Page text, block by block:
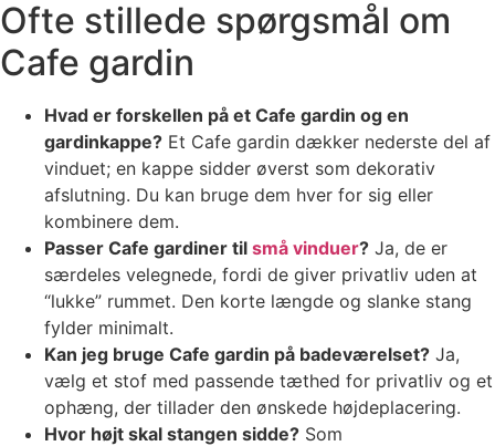
Ofte stillede spørgsmål om
Cafe gardin
Hvad er forskellen på et Cafe gardin og en
gardinkappe? Et Cafe gardin dækker nederste del af
vinduet; en kappe sidder øverst som dekorativ
afslutning. Du kan bruge dem hver for sig eller
kombinere dem.
Passer Cafe gardiner til små vinduer? Ja, de er
særdeles velegnede, fordi de giver privatliv uden at
“lukke” rummet. Den korte længde og slanke stang
fylder minimalt.
Kan jeg bruge Cafe gardin på badeværelset? Ja,
vælg et stof med passende tæthed for privatliv og et
ophæng, der tillader den ønskede højdeplacering.
Hvor højt skal stangen sidde? Som